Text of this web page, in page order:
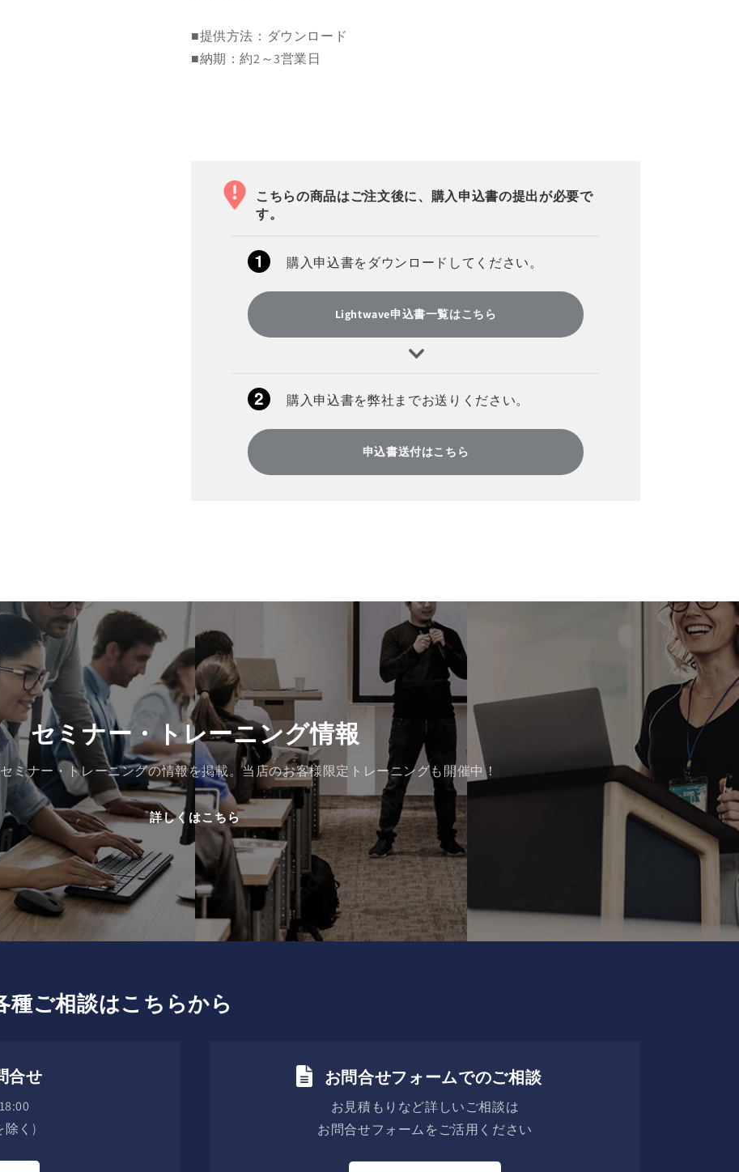
■提供方法：ダウンロード
■納期：約2～3営業日
こちらの商品はご注文後に、購入申込書の提出が必要で
す。
購入申込書をダウンロードしてください。
Lightwave申込書一覧はこちら
購入申込書を弊社までお送りください。
申込書送付はこちら
セミナー・トレーニング情報
ミナー・トレーニングの情報を掲載。当店のお客様限定トレーニングも開催中！
詳しくはこちら
種ご相談はこちらから
合せ
除く)
お問合せフォームでのご相談
お見積もりなど詳しいご相談は
お問合せフォームをご活用ください